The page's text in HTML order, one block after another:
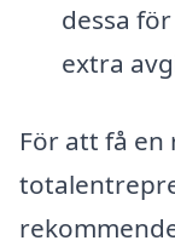
dessa
extra
För att få